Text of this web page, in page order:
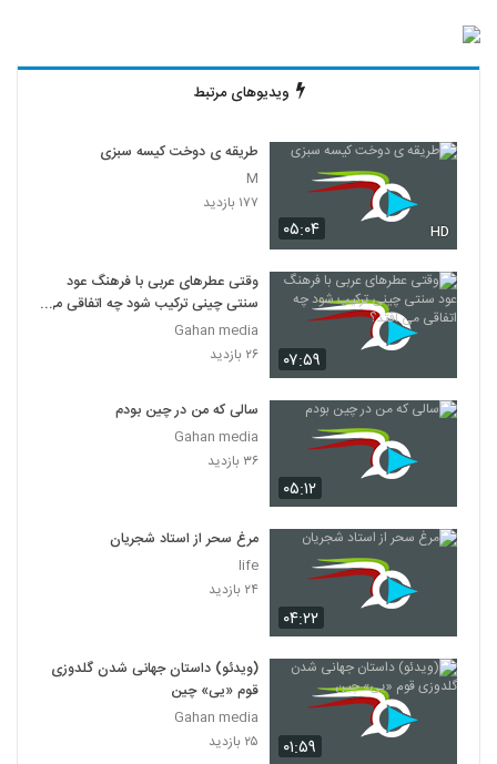
ویدیوهای مرتبط
۰۵:۰۴ HD
طریقه ی دوخت کیسه سبزی
M
۱۷۷ بازدید
۰۷:۵۹
وقتی عطرهای عربی با فرهنگ عود
سنتی چینی ترکیب شود چه اتفاقی می
افتد؟
Gahan media
۲۶ بازدید
۰۵:۱۲
سالی که من در چین بودم
Gahan media
۳۶ بازدید
۰۴:۲۲
مرغ سحر از استاد شجریان
life
۲۴ بازدید
۰۱:۵۹
(ویدئو) داستان جهانی شدن گلدوزی
قوم «یی» چین
Gahan media
۲۵ بازدید